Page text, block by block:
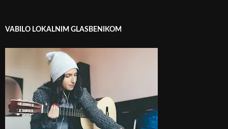
VABILO LOKALNIM GLASBENIKOM